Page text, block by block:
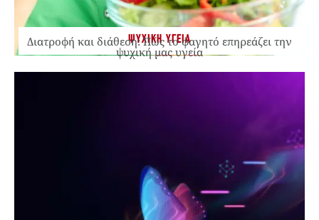
ΨΥΧΙΚΗ ΥΓΕΙΑ
Διατροφή και διάθεση: Πώς το φαγητό επηρεάζει την
ψυχική μας υγεία